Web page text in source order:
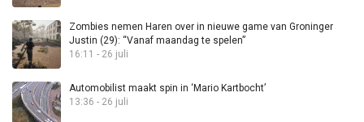
Zombies nemen Haren over in nieuwe game van Groninger
Justin (29): “Vanaf maandag te spelen”
16:11 - 26 juli
Automobilist maakt spin in ‘Mario Kartbocht’
13:36 - 26 juli